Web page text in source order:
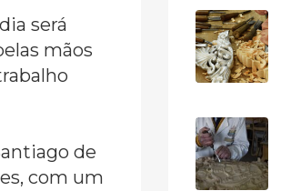
será
mãos
de
com um